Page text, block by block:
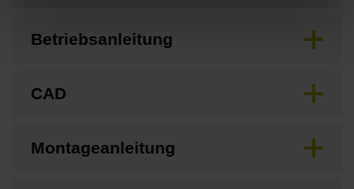
Betriebsanleitung
CAD
Montageanleitung